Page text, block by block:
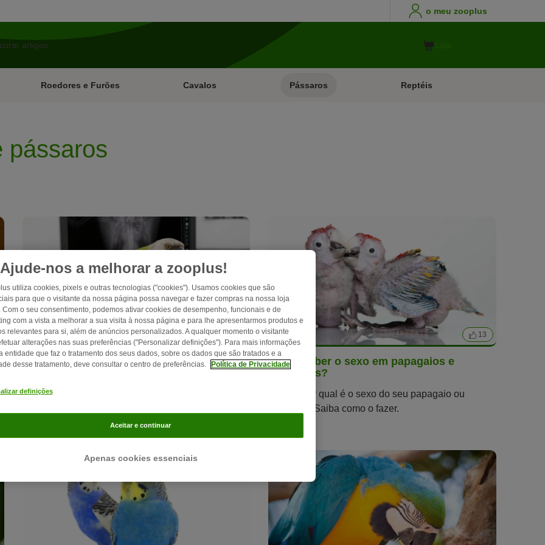
o meu zooplus
Roedores e Furões Cavalos Pássaros Reptéis
pássaros
4 min 15
Aspergilose nos papagaios (micose)
sistema respiratório dos papagaios. Como a
prevenir? Quais os sintomas e tratamento?
13
Como saber o sexo em papagaios e
periquitos?
Quer saber qual é o sexo do seu papagaio ou
periquito? Saiba como o fazer.
Ajude-nos a melhorar a zooplus!
utiliza cookies, pixels e outras tecnologias ("cookies"). Usamos cookies que são
para que o visitante da nossa página possa navegar e fazer compras na nossa loja
Com o seu consentimento, podemos ativar cookies de desempenho, funcionais e de
com a vista a melhorar a sua visita à nossa página e para lhe apresentarmos produtos e
relevantes para si, além de anúncios personalizados. A qualquer momento o visitante
alterações nas suas preferências ("Personalizar definições"). Para mais informações
entidade que faz o tratamento dos seus dados, sobre os dados que são tratados e a
desse tratamento, deve consultar o centro de preferências.
Política de Privacidade
definições
Apenas cookies essenciais
Aceitar e continuar